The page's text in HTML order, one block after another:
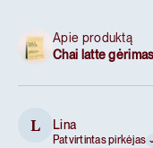
Apie produktą
Chai latte
L Lina
Patvirtintas pirkėjas